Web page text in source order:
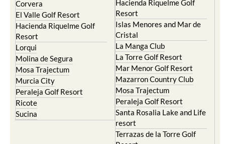
Hacienda Riquelme Golf
Resort
Lorqui
Molina de Segura
Mosa Trajectum
Murcia City
Peraleja Golf Resort
Ricote
Sucina
Islas Menores and Mar de
Cristal
La Manga Club
La Torre Golf Resort
Mar Menor Golf Resort
Mazarron Country Club
Mosa Trajectum
Peraleja Golf Resort
Santa Rosalia Lake and Life
resort
Terrazas de la Torre Golf
Resort
La Zenia